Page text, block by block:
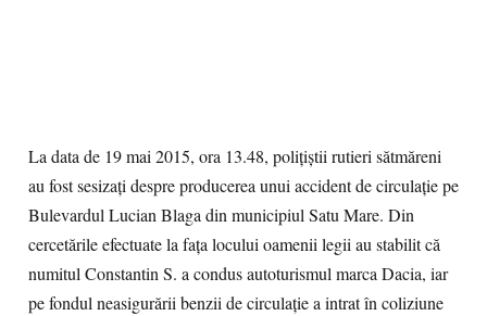
La data de 19 mai 2015, ora 13.48, poliţiştii rutieri sătmăreni
au fost sesizaţi despre producerea unui accident de circulaţie pe
Bulevardul Lucian Blaga din municipiul Satu Mare. Din
cercetările efectuate la faţa locului oamenii legii au stabilit că
numitul Constantin S. a condus autoturismul marca Dacia, iar
pe fondul neasigurării benzii de circulaţie a intrat în coliziune